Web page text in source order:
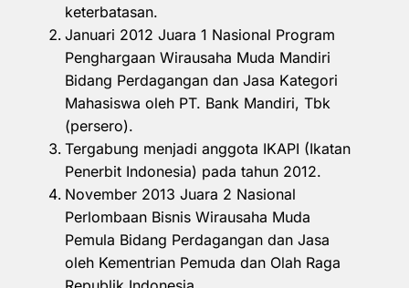
keterbatasan.
Januari 2012 Juara 1 Nasional Program
Penghargaan Wirausaha Muda Mandiri
Bidang Perdagangan dan Jasa Kategori
Mahasiswa oleh PT. Bank Mandiri, Tbk
(persero).
Tergabung menjadi anggota IKAPI (Ikatan
Penerbit Indonesia) pada tahun 2012.
November 2013 Juara 2 Nasional
Perlombaan Bisnis Wirausaha Muda
Pemula Bidang Perdagangan dan Jasa
oleh Kementrian Pemuda dan Olah Raga